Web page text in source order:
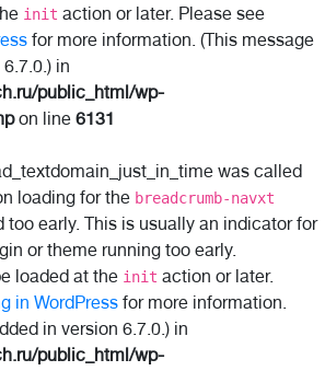
init action or later. Please see
for more information. (This message
in
public_html/wp-
on line 6131
was called
loading for the breadcrumb-navxt
too early. This is usually an indicator for
or theme running too early.
loaded at the init action or later.
in WordPress for more information.
in version 6.7.0.) in
public_html/wp-